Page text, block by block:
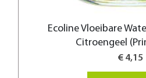
Ecoline Vloeibare
Citroengeel
€ 4,15